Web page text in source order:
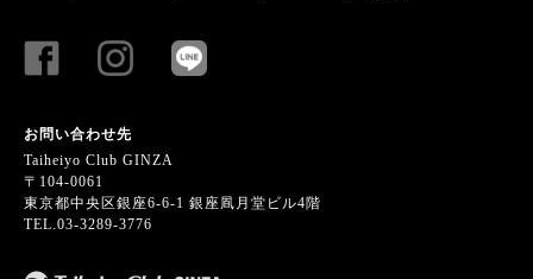
お問い合わせ先
Taiheiyo Club GINZA
〒104-0061
東京都中央区銀座6-6-1 銀座凮月堂ビル4階
TEL.03-3289-3776